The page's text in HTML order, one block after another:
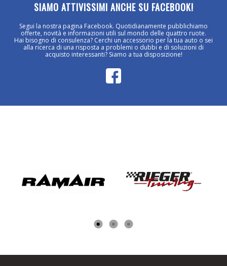
SIAMO ATTIVISSIMI ANCHE SU FACEBOOK!
Segui la nostra pagina Facebook. Quotidianamente pubblichiamo
offerte, novità e informazioni utili sul mondo delle quattro ruote.
Hai bisogno di consulenza? Cerchi un accessorio per la tua auto o sei
alla ricerca di una risposta a problemi o dubbi e di soluzioni di
acquisto interessanti? Siamo a tua disposizione!